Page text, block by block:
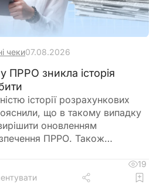
чеки07.08.2026
ПРРО зникла історія
історії розрахункових
що в такому випадку
оновленням
ПРРО. Також
J/F1391802 із даними
відкритого ключа
19